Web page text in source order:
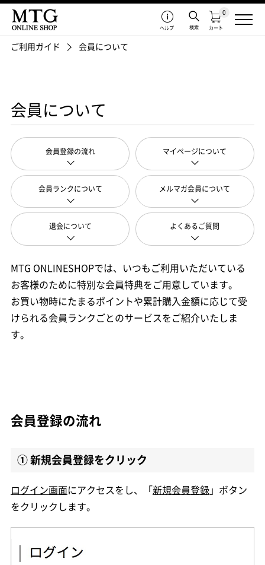
カート
0
検索
ヘルプ
ご利用ガイド 会員について
会員について
会員登録の流れ マイページについて
会員ランクについて メルマガ会員について
退会について よくあるご質問
MTG ONLINESHOPでは、いつもご利用いただいている
お客様のために特別な会員特典をご用意しています。
お買い物時にたまるポイントや累計購入金額に応じて受
けられる会員ランクごとのサービスをご紹介いたしま
す。
会員登録の流れ
① 新規会員登録をクリック
ログイン画面にアクセスをし、「 新規会員登録」ボタン
をクリックします。